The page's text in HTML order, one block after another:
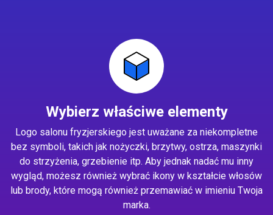
Wybierz właściwe elementy
Logo salonu fryzjerskiego jest uważane za niekompletne
bez symboli, takich jak nożyczki, brzytwy, ostrza, maszynki
do strzyżenia, grzebienie itp. Aby jednak nadać mu inny
wygląd, możesz również wybrać ikony w kształcie włosów
lub brody, które mogą również przemawiać w imieniu Twoja
marka.